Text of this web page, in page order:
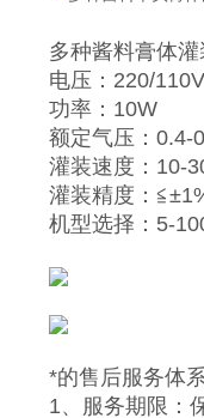
多种酱料膏体
电压：220/
功率：10W
额定气压：0.4-
灌装速度：10-
灌装精度：
机型选择：5-
*的售后服务体
1、服务期限：